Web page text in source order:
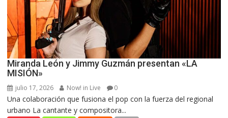
Miranda León y Jimmy Guzmán presentan «LA
MISIÓN»
julio 17, 2026 Now! in Live 0
Una colaboración que fusiona el pop con la fuerza del regional
urbano La cantante y compositora...